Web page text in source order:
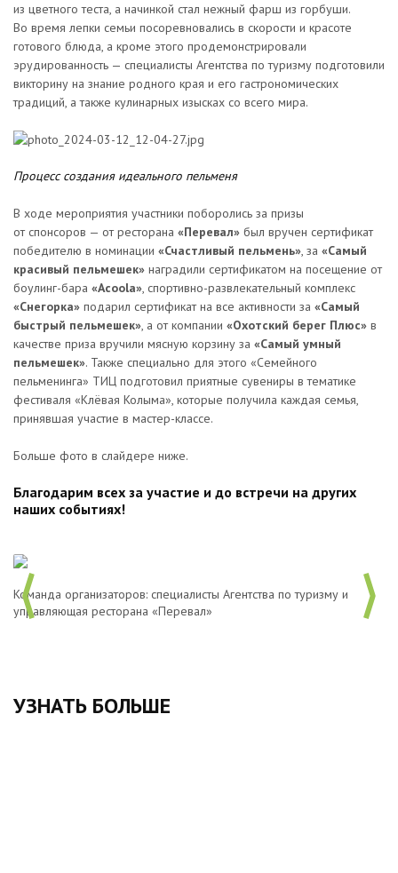
из цветного теста, а начинкой стал нежный фарш из горбуши.
Во время лепки семьи посоревновались в скорости и красоте
готового блюда, а кроме этого продемонстрировали
эрудированность — специалисты Агентства по туризму подготовили
викторину на знание родного края и его гастрономических
традиций, а также кулинарных изысках со всего мира.
Процесс создания идеального пельменя
В ходе мероприятия участники поборолись за призы
от спонсоров — от ресторана «Перевал» был вручен сертификат
победителю в номинации «Счастливый пельмень», за «Самый
красивый пельмешек» наградили сертификатом на посещение от
боулинг-бара «Acoola», спортивно-развлекательный комплекс
«Снегорка» подарил сертификат на все активности за «Самый
быстрый пельмешек», а от компании «Охотский берег Плюс» в
качестве приза вручили мясную корзину за «Самый умный
пельмешек». Также специально для этого «Семейного
пельменинга» ТИЦ подготовил приятные сувениры в тематике
фестиваля «Клёвая Колыма», которые получила каждая семья,
принявшая участие в мастер-классе.
Больше фото в слайдере ниже.
Благодарим всех за участие и до встречи на других
наших событиях!
Команда организаторов: специалисты Агентства по туризму и
управляющая ресторана «Перевал»
УЗНАТЬ БОЛЬШЕ